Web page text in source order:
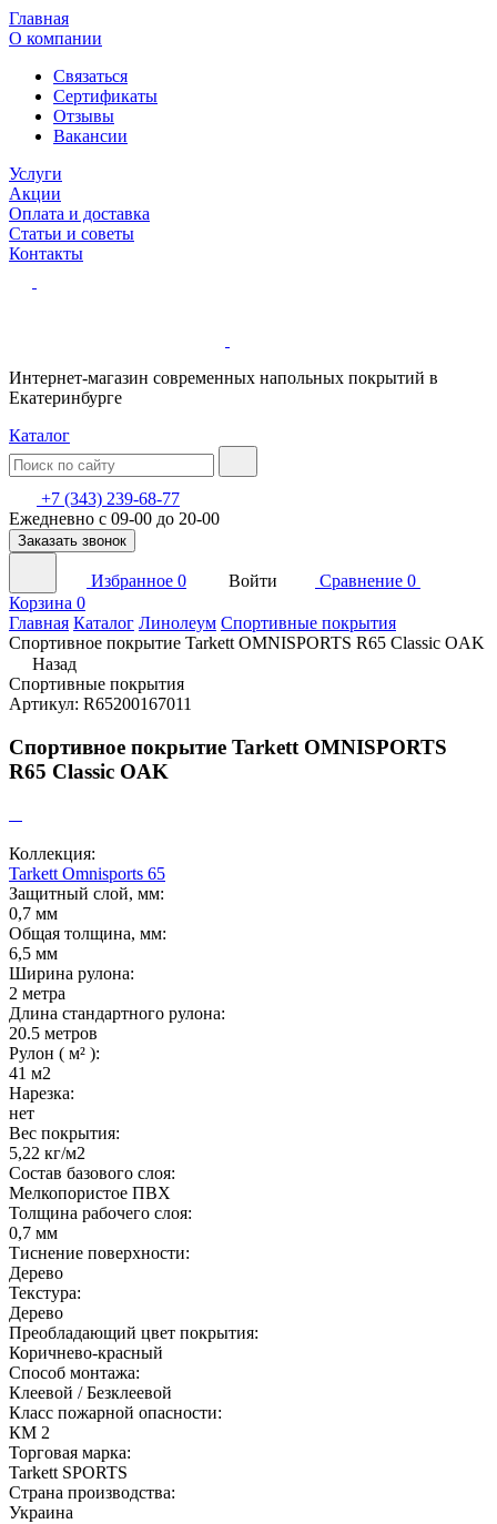
Главная
О компании
Связаться
Сертификаты
Отзывы
Вакансии
Услуги
Акции
Оплата и доставка
Статьи и советы
Контакты
Интернет-магазин современных напольных покрытий в
Екатеринбурге
Каталог
+7 (343) 239-68-77
Ежедневно с 09-00 до 20-00
Заказать звонок
Избранное 0 Войти Сравнение 0
Корзина 0
Главная Каталог Линолеум Спортивные покрытия
Спортивное покрытие Tarkett OMNISPORTS R65 Classic OAK
Назад
Спортивные покрытия
Артикул: R65200167011
Спортивное покрытие Tarkett OMNISPORTS
R65 Classic OAK
Коллекция:
Tarkett Omnisports 65
Защитный слой, мм:
0,7 мм
Общая толщина, мм:
6,5 мм
Ширина рулона:
2 метра
Длина стандартного рулона:
20.5 метров
Рулон ( м² ):
41 м2
Нарезка:
нет
Вес покрытия:
5,22 кг/м2
Состав базового слоя:
Мелкопористое ПВХ
Толщина рабочего слоя:
0,7 мм
Тиснение поверхности:
Дерево
Текстура:
Дерево
Преобладающий цвет покрытия:
Коричнево-красный
Способ монтажа:
Клеевой / Безклеевой
Класс пожарной опасности:
КМ 2
Торговая марка:
Tarkett SPORTS
Страна производства:
Украина